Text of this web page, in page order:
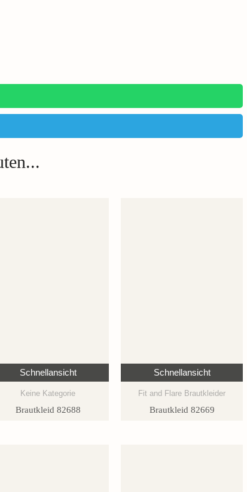
Schnellansicht
Keine Kategorie
Brautkleid 82688
Schnellansicht
Fit and Flare Brautkleider
Brautkleid 82669